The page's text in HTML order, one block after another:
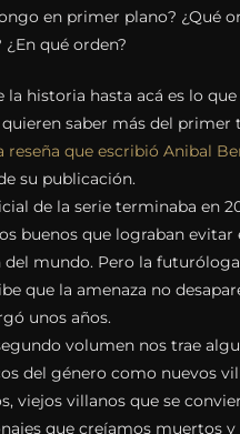
en primer plano? ¿Qué
¿En qué orden?
la historia hasta acá es lo
saber más del primer
reseña que escribió Anibal
su publicación.
de la serie terminaba en
buenos que lograban evitar
del mundo. Pero la futuróloga
que la amenaza no
unos años.
volumen nos trae
del género como nuevos
viejos villanos que se
que creíamos muertos y